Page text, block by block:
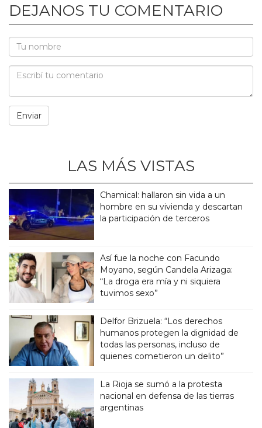
DEJANOS TU COMENTARIO
LAS MÁS VISTAS
Chamical: hallaron sin vida a un
hombre en su vivienda y descartan
la participación de terceros
Así fue la noche con Facundo
Moyano, según Candela Arizaga:
“La droga era mía y ni siquiera
tuvimos sexo”
Delfor Brizuela: “Los derechos
humanos protegen la dignidad de
todas las personas, incluso de
quienes cometieron un delito”
La Rioja se sumó a la protesta
nacional en defensa de las tierras
argentinas